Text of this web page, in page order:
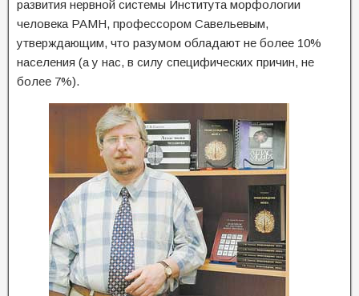
развития нервной системы Института морфологии
человека РАМН, профессором Савельевым,
утверждающим, что разумом обладают не более 10%
населения (а у нас, в силу специфических причин, не
более 7%).